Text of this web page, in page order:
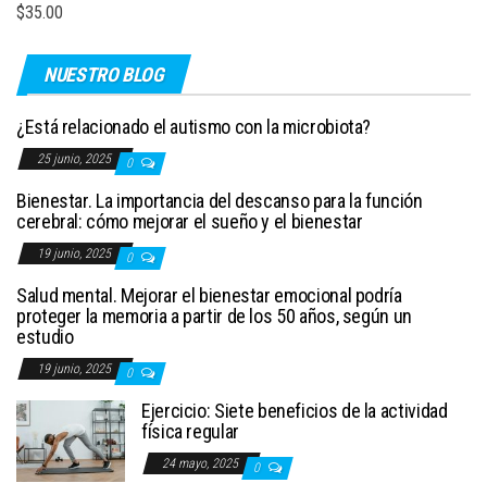
$35.00
NUESTRO BLOG
¿Está relacionado el autismo con la microbiota?
25 junio, 2025 0
Bienestar. La importancia del descanso para la función
cerebral: cómo mejorar el sueño y el bienestar
19 junio, 2025 0
Salud mental. Mejorar el bienestar emocional podría
proteger la memoria a partir de los 50 años, según un
estudio
19 junio, 2025 0
Ejercicio: Siete beneficios de la actividad
física regular
24 mayo, 2025 0